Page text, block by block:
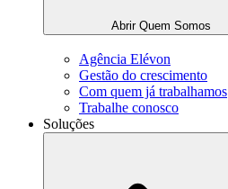
Abrir Quem Somos
Agência Elévon
Gestão do crescimento
Com quem já trabalhamos
Trabalhe conosco
Soluções